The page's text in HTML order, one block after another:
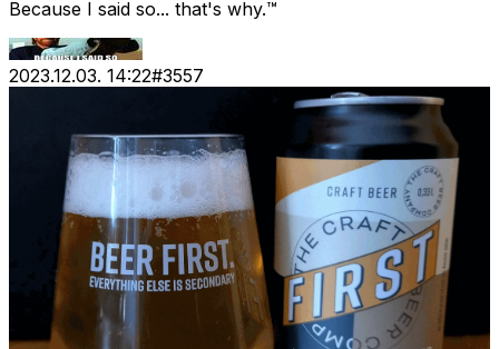
Because I said so... that's why.™
2023.12.03. 14:22#3557